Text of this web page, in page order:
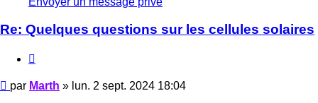
Re: Quelques questions sur les cellules solaires
Message
par Marth » lun. 2 sept. 2024 18:04